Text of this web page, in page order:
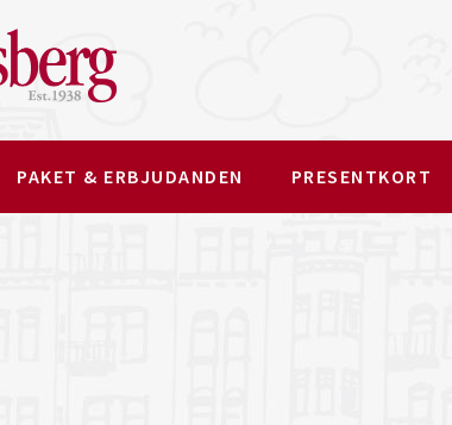
PAKET & ERBJUDANDEN PRESENTKORT